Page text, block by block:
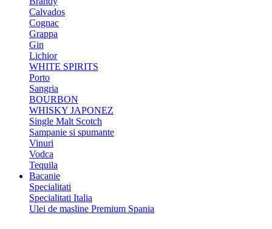
Calvados
Cognac
Grappa
Gin
Lichior
WHITE SPIRITS
Porto
Sangria
BOURBON
WHISKY JAPONEZ
Single Malt Scotch
Sampanie si spumante
Vinuri
Vodca
Tequila
Bacanie
Specialitati
Specialitati Italia
Ulei de masline Premium Spania